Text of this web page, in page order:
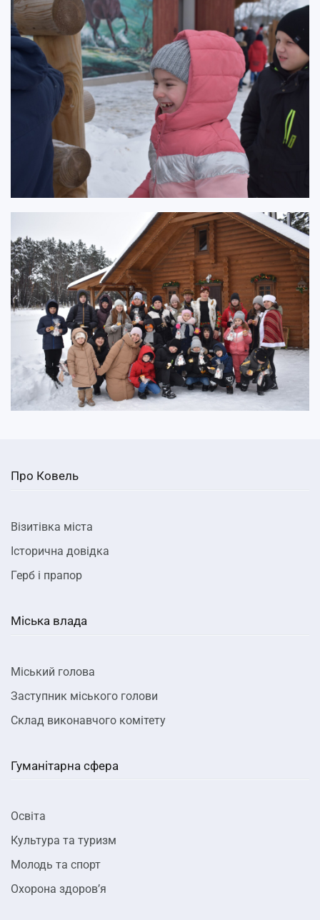
Про Ковель
Візитівка міста
Історична довідка
Герб і прапор
Міська влада
Міський голова
Заступник міського голови
Склад виконавчого комітету
Гуманітарна сфера
Освіта
Культура та туризм
Молодь та спорт
Охорона здоров’я